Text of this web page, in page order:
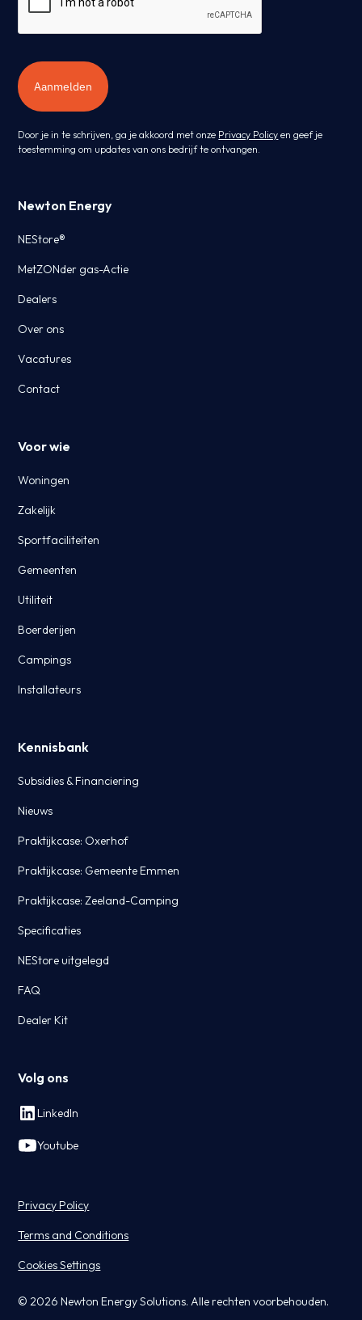
Aanmelden
Door je in te schrijven, ga je akkoord met onze Privacy Policy en geef je
toestemming om updates van ons bedrijf te ontvangen.
Newton Energy
NEStore®
MetZONder gas-Actie
Dealers
Over ons
Vacatures
Contact
Voor wie
Woningen
Zakelijk
Sportfaciliteiten
Gemeenten
Utiliteit
Boerderijen
Campings
Installateurs
Kennisbank
Subsidies & Financiering
Nieuws
Praktijkcase: Oxerhof
Praktijkcase: Gemeente Emmen
Praktijkcase: Zeeland-Camping
Specificaties
NEStore uitgelegd
FAQ
Dealer Kit
Volg ons
LinkedIn
Youtube
© 2026 Newton Energy Solutions. Alle rechten voorbehouden.
Privacy Policy
Terms and Conditions
Cookies Settings